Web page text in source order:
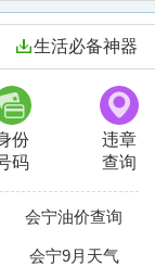
生活必备神器
份
码
违章
查询
会宁油价查询
会宁9月天气